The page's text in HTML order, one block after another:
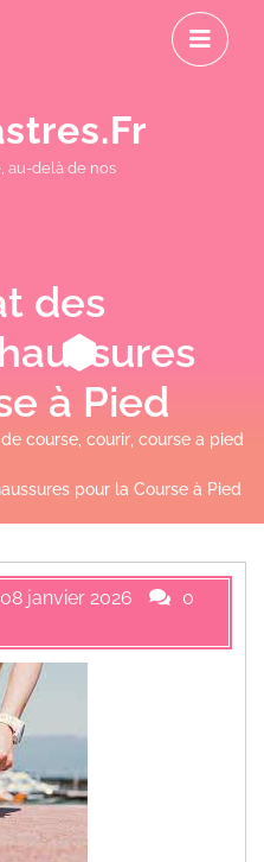
au-delà de nos
des
à Pied
course courir course a pied
pour la Course à Pied
08 janvier 2026
0